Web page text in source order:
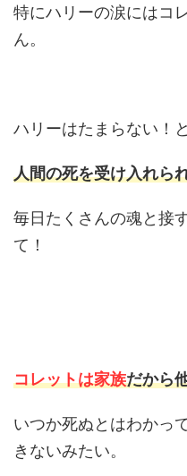
特にハリーの涙にはコ
ん。
ハリーはたまらない！
人間の死を受け入れら
毎日たくさんの魂と接
て！
コレットは家族だから
いつか死ぬとはわかっ
きないみたい。